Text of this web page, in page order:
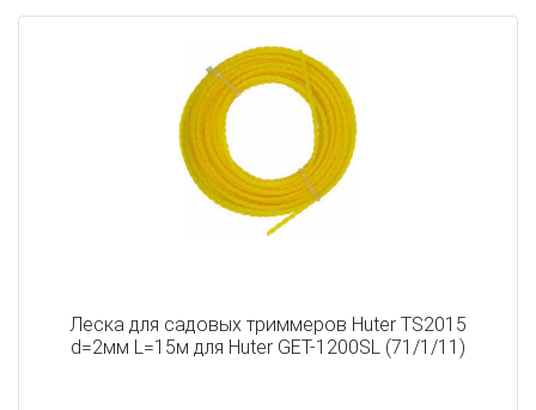
Леска для садовых триммеров Huter TS2015
d=2мм L=15м для Huter GET-1200SL (71/1/11)